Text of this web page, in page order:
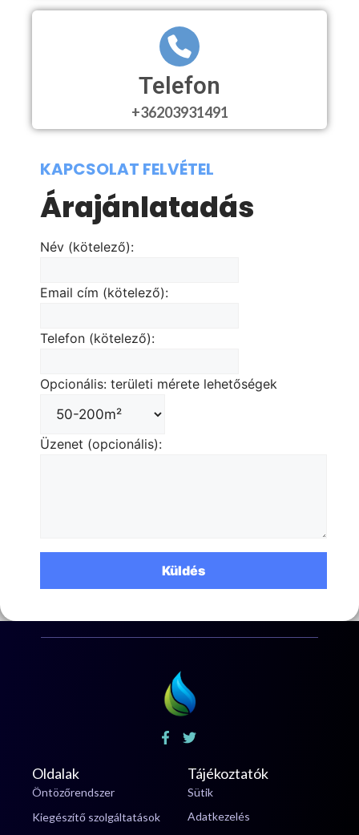
Telefon
+36203931491
KAPCSOLAT FELVÉTEL
Árajánlatadás
Név (kötelező):
Email cím (kötelező):
Telefon (kötelező):
Opcionális: területi mérete lehetőségek
Üzenet (opcionális):
Oldalak
Öntözőrendszer
Kiegészítő szolgáltatások
Tájékoztatók
Sütik
Adatkezelés